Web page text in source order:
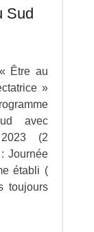
Sud
Être au
»
avec
(2
Journée
établi (
toujours